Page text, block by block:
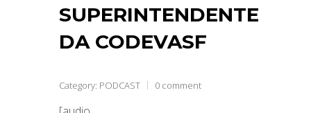
SUPERINTENDENTE
DA CODEVASF
Category: PODCAST 0 comment